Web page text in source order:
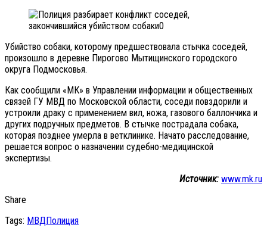
Убийство собаки, которому предшествовала стычка соседей,
произошло в деревне Пирогово Мытищинского городского
округа Подмосковья.
Как сообщили «МК» в Управлении информации и общественных
связей ГУ МВД по Московской области, соседи повздорили и
устроили драку с применением вил, ножа, газового баллончика и
других подручных предметов. В стычке пострадала собака,
которая позднее умерла в ветклинике. Начато расследование,
решается вопрос о назначении судебно-медицинской
экспертизы.
Источник: www.mk.ru
Share
Tags: МВДПолиция